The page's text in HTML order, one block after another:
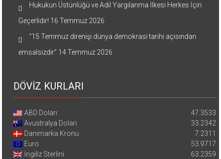
Hukukun Üstünlüğü ve Adil Yargılanma İlkesi Herkes İçin
Geçerlidir! 16 Temmuz 2026
“15 Temmuz direnişi dünya demokrasi tarihi açısından
emsalsizdir” 14 Temmuz 2026
DÖVİZ KURLARI
ABD Doları
47.3533
Avustralya Doları
33.2342
Danimarka Kronu
7.2311
Euro
53.9717
İngiliz Sterlini
63.2359